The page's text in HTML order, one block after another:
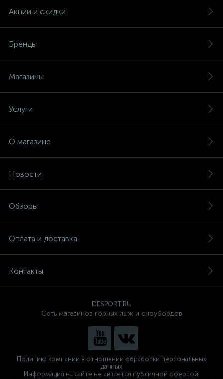
Акции и скидки
Бренды
Магазины
Услуги
О магазине
Новости
Обзоры
Оплата и доставка
Контакты
DFSPORT.RU
Сеть магазинов горных лыж и сноубордов
Политика компании в отношении обработки персональных
данных
Информация на сайте не является публичной офертой!